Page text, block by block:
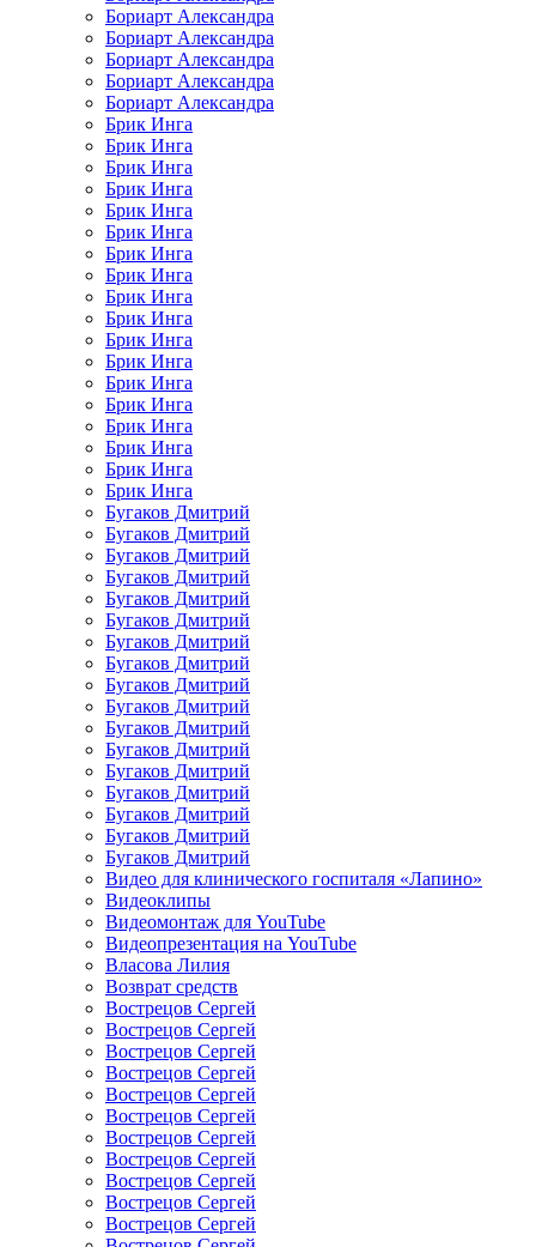
Бориарт Александра
Бориарт Александра
Бориарт Александра
Бориарт Александра
Бориарт Александра
Брик Инга
Брик Инга
Брик Инга
Брик Инга
Брик Инга
Брик Инга
Брик Инга
Брик Инга
Брик Инга
Брик Инга
Брик Инга
Брик Инга
Брик Инга
Брик Инга
Брик Инга
Брик Инга
Брик Инга
Брик Инга
Бугаков Дмитрий
Бугаков Дмитрий
Бугаков Дмитрий
Бугаков Дмитрий
Бугаков Дмитрий
Бугаков Дмитрий
Бугаков Дмитрий
Бугаков Дмитрий
Бугаков Дмитрий
Бугаков Дмитрий
Бугаков Дмитрий
Бугаков Дмитрий
Бугаков Дмитрий
Бугаков Дмитрий
Бугаков Дмитрий
Бугаков Дмитрий
Бугаков Дмитрий
Видео для клинического госпиталя «Лапино»
Видеоклипы
Видеомонтаж для YouTube
Видеопрезентация на YouTube
Власова Лилия
Возврат средств
Вострецов Сергей
Вострецов Сергей
Вострецов Сергей
Вострецов Сергей
Вострецов Сергей
Вострецов Сергей
Вострецов Сергей
Вострецов Сергей
Вострецов Сергей
Вострецов Сергей
Вострецов Сергей